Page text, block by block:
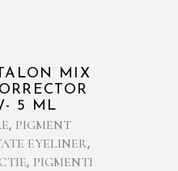
MIX
5 ML
, PIGMENT
EYELINER,
, PIGMENTI